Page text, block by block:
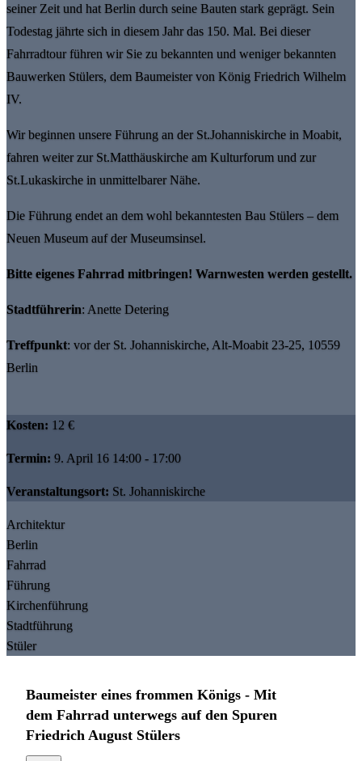
seiner Zeit und hat Berlin durch seine Bauten stark geprägt. Sein
Todestag jährte sich in diesem Jahr das 150. Mal. Bei dieser
Fahrradtour führen wir Sie zu bekannten und weniger bekannten
Bauwerken Stülers, dem Baumeister von König Friedrich Wilhelm
IV.
Wir beginnen unsere Führung an der St.Johanniskirche in Moabit,
fahren weiter zur St.Matthäuskirche am Kulturforum und zur
St.Lukaskirche in unmittelbarer Nähe.
Die Führung endet an dem wohl bekanntesten Bau Stülers – dem
Neuen Museum auf der Museumsinsel.
Bitte eigenes Fahrrad mitbringen! Warnwesten werden gestellt.
Stadtführerin: Anette Detering
Treffpunkt: vor der St. Johanniskirche, Alt-Moabit 23-25, 10559
Berlin
Kosten: 12 €
Termin: 9. April 16 14:00 - 17:00
Veranstaltungsort: St. Johanniskirche
Architektur
Berlin
Fahrrad
Führung
Kirchenführung
Stadtführung
Stüler
Baumeister eines frommen Königs - Mit
dem Fahrrad unterwegs auf den Spuren
Friedrich August Stülers